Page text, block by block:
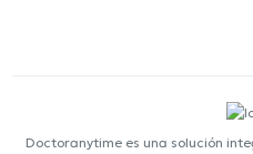
Doctoranytime es una solución